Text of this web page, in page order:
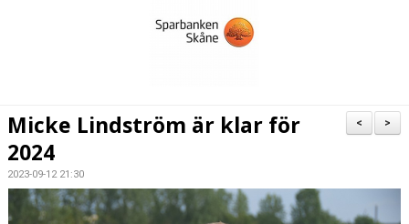
TRUPPEN
BILDGALLERI
DOKUMENT
>
<
Micke Lindström är klar för
2024
2023-09-12 21:30